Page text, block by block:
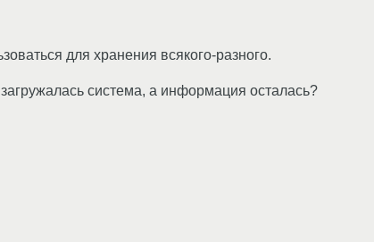
для хранения всякого-разного.
система, а информация осталась?